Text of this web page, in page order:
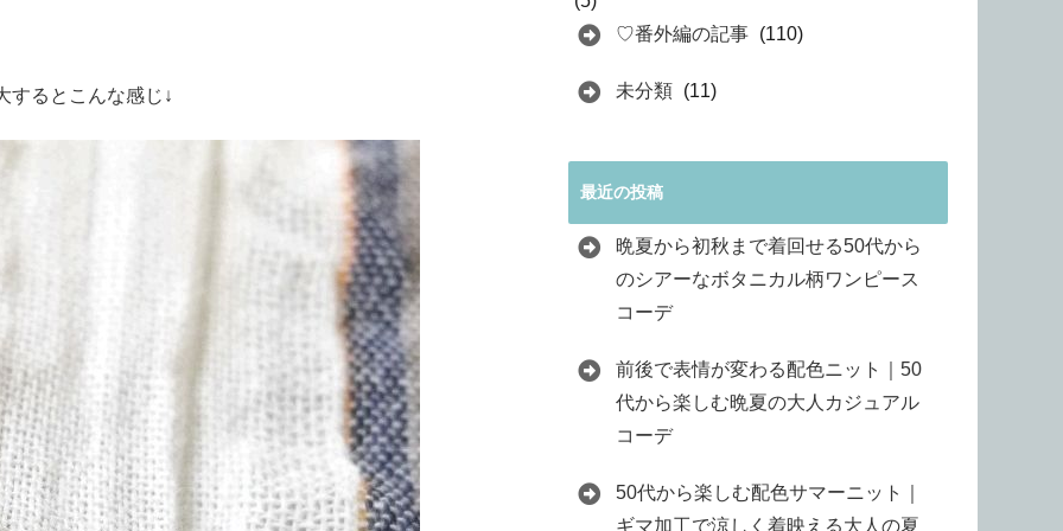
するとこんな感じ↓
♡番外編の記事 (110)
未分類 (11)
最近の投稿
晩夏から初秋まで着回せる50代から
のシアーなボタニカル柄ワンピース
コーデ
前後で表情が変わる配色ニット｜50
代から楽しむ晩夏の大人カジュアル
コーデ
50代から楽しむ配色サマーニット｜
ギマ加工で涼しく着映える大人の夏